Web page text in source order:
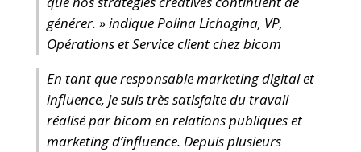
générer. » indique Polina Lichagina, VP,
Opérations et Service client chez bicom
En tant que responsable marketing digital et
influence, je suis très satisfaite du travail
réalisé par bicom en relations publiques et
marketing d’influence. Depuis plusieurs